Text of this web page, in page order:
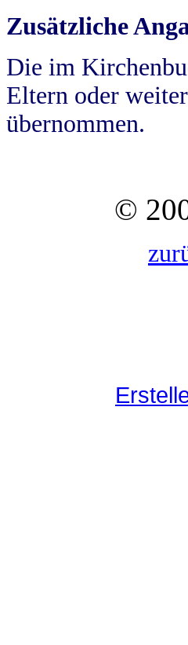
Zusätzliche
Die im
Eltern oder
übernommen.
©